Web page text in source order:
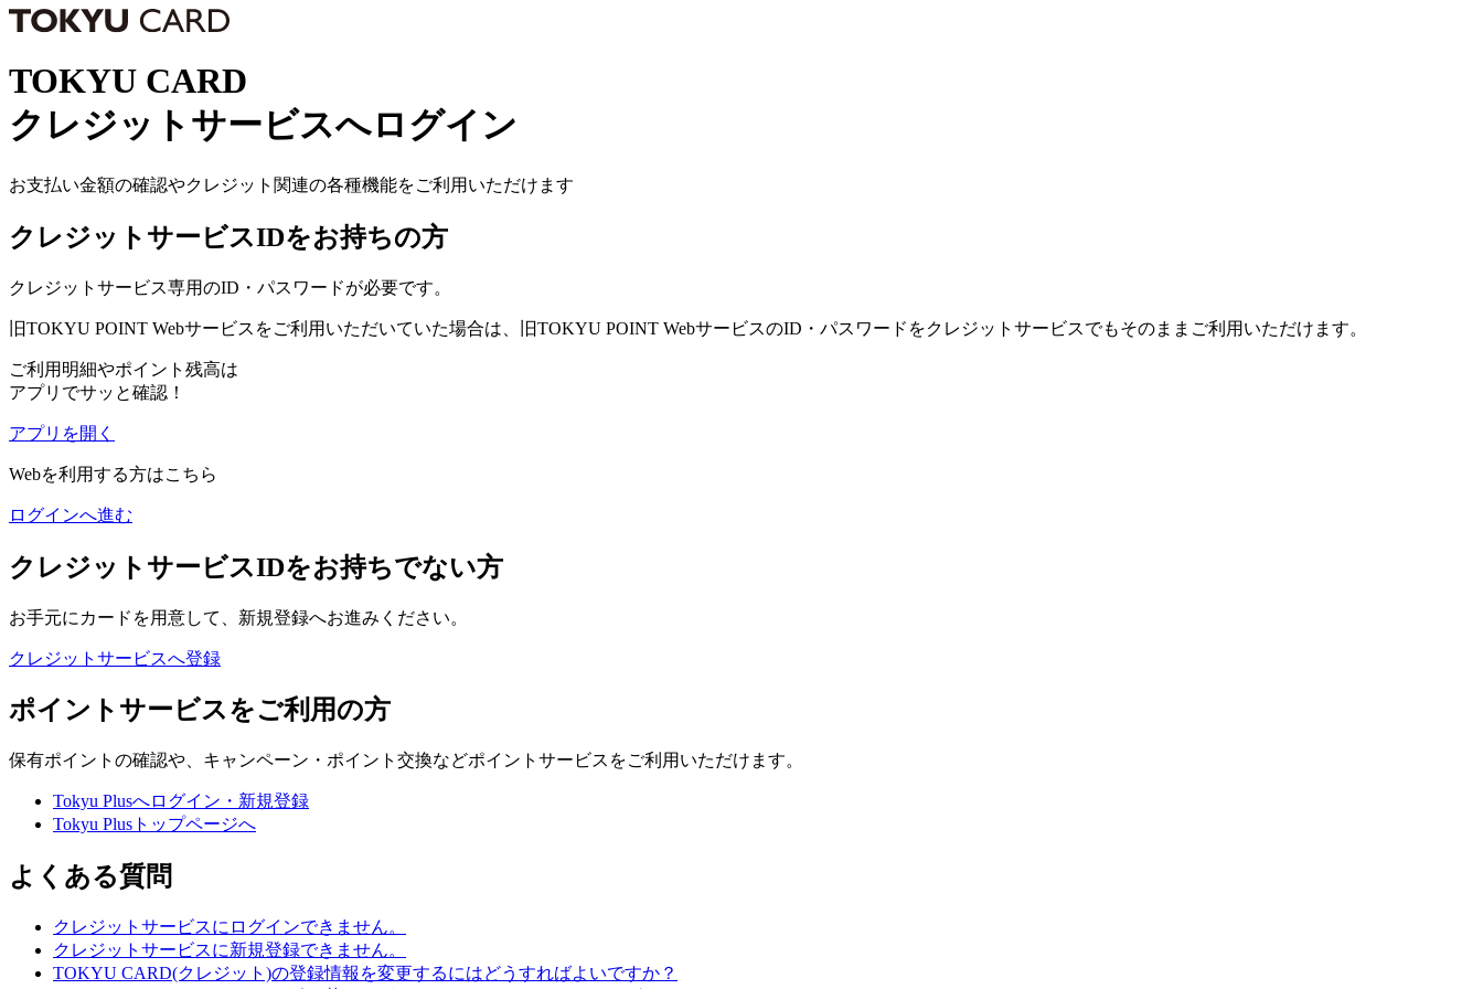
TOKYU CARD
クレジットサービスへログイン
お支払い金額の確認やクレジット関連の各種機能をご利用いただけます
クレジットサービスIDをお持ちの方
クレジットサービス専用のID・パスワードが必要です。
旧TOKYU POINT Webサービスをご利用いただいていた場合は、旧TOKYU POINT WebサービスのID・パスワードをクレジットサービスでもそのままご利用いただけます。
ご利用明細やポイント残高は
アプリでサッと確認！
アプリを開く
Webを利用する方はこちら
ログインへ進む
クレジットサービスIDをお持ちでない方
お手元にカードを用意して、新規登録へお進みください。
クレジットサービスへ登録
ポイントサービスをご利用の方
保有ポイントの確認や、キャンペーン・ポイント交換などポイントサービスをご利用いただけます。
Tokyu Plusへログイン・新規登録
Tokyu Plusトップページへ
よくある質問
クレジットサービスにログインできません。
クレジットサービスに新規登録できません。
TOKYU CARD(クレジット)の登録情報を変更するにはどうすればよいですか？